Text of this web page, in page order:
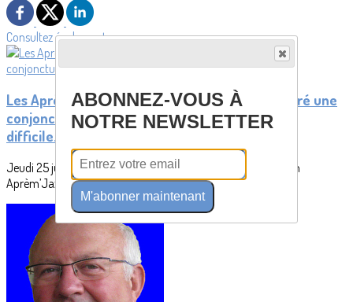
Consultez également
Les Aprèm’Jazz affichent une belle santé malgré une
conjoncture
difficile.
Jeudi 25 juin s’est tenue l’assemblée générale de l’association
Aprèm’Jazz à la MPT de Penhars...
ABONNEZ-VOUS À
NOTRE NEWSLETTER
M'abonner maintenant